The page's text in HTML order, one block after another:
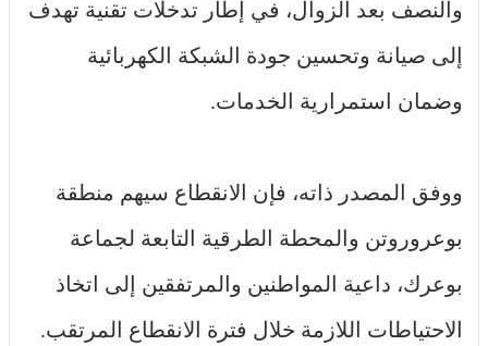
والنصف بعد الزوال، في إطار تدخلات تقنية تهدف
إلى صيانة وتحسين جودة الشبكة الكهربائية
وضمان استمرارية الخدمات.
ووفق المصدر ذاته، فإن الانقطاع سيهم منطقة
بوعروروتن والمحطة الطرقية التابعة لجماعة
بوعرك، داعية المواطنين والمرتفقين إلى اتخاذ
الاحتياطات اللازمة خلال فترة الانقطاع المرتقب.